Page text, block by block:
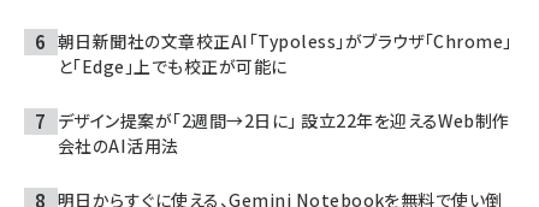
朝日新聞社の文章校正AI「Typoless」がブラウザ「Chrome」
と「Edge」上でも校正が可能に
デザイン提案が「2週間→2日に」 設立22年を迎えるWeb制作
会社のAI活用法
明日からすぐに使える、Gemini Notebookを無料で使い倒